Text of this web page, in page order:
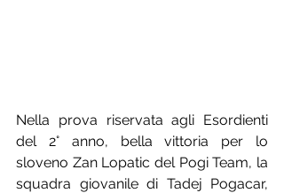
Nella prova riservata agli Esordienti
del 2° anno, bella vittoria per lo
sloveno Zan Lopatic del Pogi Team, la
squadra giovanile di Tadej Pogacar,